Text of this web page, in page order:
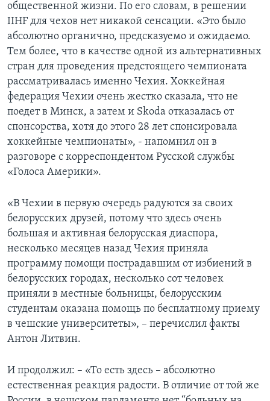
общественной жизни. По его словам, в решении
IIHF для чехов нет никакой сенсации. «Это было
абсолютно органично, предсказуемо и ожидаемо.
Тем более, что в качестве одной из альтернативных
стран для проведения предстоящего чемпионата
рассматривалась именно Чехия. Хоккейная
федерация Чехии очень жестко сказала, что не
поедет в Минск, а затем и Skoda отказалась от
спонсорства, хотя до этого 28 лет спонсировала
хоккейные чемпионаты», - напомнил он в
разговоре с корреспондентом Русской службы
«Голоса Америки».
«В Чехии в первую очередь радуются за своих
белорусских друзей, потому что здесь очень
большая и активная белорусская диаспора,
несколько месяцев назад Чехия приняла
программу помощи пострадавшим от избиений в
белорусских городах, несколько сот человек
приняли в местные больницы, белорусским
студентам оказана помощь по бесплатному приему
в чешские университеты», – перечислил факты
Антон Литвин.
И продолжил: – «То есть здесь – абсолютно
естественная реакция радости. В отличие от той же